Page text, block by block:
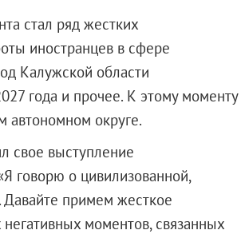
стал ряд жестких
иностранцев в сфере
Калужской области
года и прочее. К этому моменту
округе.
свое выступление
говорю о цивилизованной,
примем жесткое
негативных моментов, связанных